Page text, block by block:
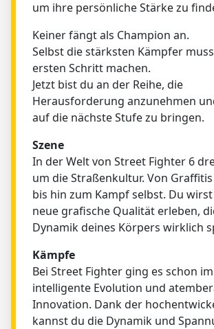
um ihre persönliche Stärke zu
Keiner fängt als Champion an.
Selbst die stärksten Kämpfer
ersten Schritt machen.
Jetzt bist du an der Reihe, die
Herausforderung anzunehmen
auf die nächste Stufe zu bringen.
Szene
In der Welt von Street Fighter 6
um die Straßenkultur. Von
bis hin zum Kampf selbst. Du
neue grafische Qualität erleben,
Dynamik deines Körpers wirklich
Kämpfe
Bei Street Fighter ging es schon
intelligente Evolution und
Innovation. Dank der
kannst du die Dynamik und